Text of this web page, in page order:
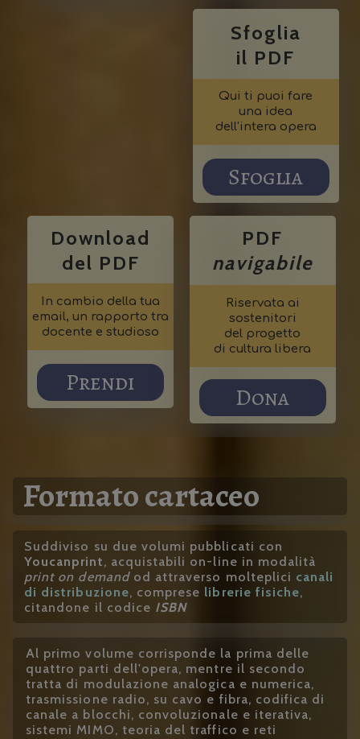
Sfoglia
il PDF
Qui ti puoi fare
una idea
dell'intera opera
Sfoglia
Download
del PDF
In cambio della tua
email, un rapporto tra
docente e studioso
Prendi
PDF
navigabile
Riservata ai
sostenitori
del progetto
di cultura libera
Dona
Formato cartaceo
Suddiviso su due volumi pubblicati con
Youcanprint, acquistabili on-line in modalità
print on demandod attraverso molteplici canali
di distribuzione, comprese librerie fisiche,
citandone il codice ISBN
Al primo volume corrisponde la prima delle
quattro parti dell'opera, mentre il secondo
tratta di modulazione analogica e numerica,
trasmissione radio, su cavo e fibra, codifica di
canale a blocchi, convoluzionale e iterativa,
sistemi MIMO, teoria del traffico e reti